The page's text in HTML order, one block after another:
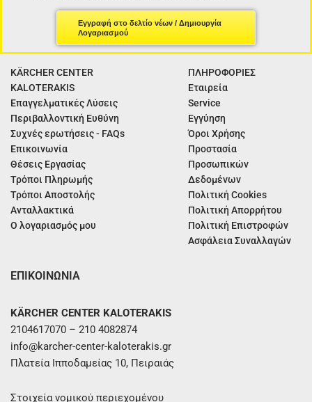
Εγγραφή στο δελτίο νέων / Δημιουργία
Λογαριασμού
KÄRCHER CENTER
KALOTERAKIS
Επαγγελματικές Λύσεις
Περιβαλλοντική Ευθύνη
Συχνές ερωτήσεις - FAQs
Επικοινωνία
Θέσεις Εργασίας
Τρόποι Πληρωμής
Τρόποι Αποστολής
Ανταλλακτικά
Ο λογαριασμός μου
ΠΛΗΡΟΦΟΡΙΕΣ
Εταιρεία
Service
Εγγύηση
Όροι Χρήσης
Προστασία
Προσωπικών
Δεδομένων
Πολιτική Cookies
Πολιτική Απορρήτου
Πολιτική Επιστροφών
Ασφάλεια Συναλλαγών
ΕΠΙΚΟΙΝΩΝΙΑ
KÄRCHER CENTER KALOTERAKIS
2104617070 – 210 4082874
info@karcher-center-kaloterakis.gr
Πλατεία Ιπποδαμείας 10, Πειραιάς
Στοιχεία νομικού περιεχομένου